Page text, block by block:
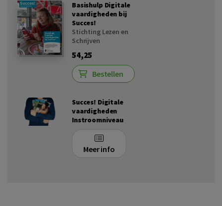
Basishulp Digitale
vaardigheden bij
Succes!
Stichting Lezen en
Schrijven
54,25
Bestellen
Succes! Digitale
vaardigheden
Instroomniveau
Meer info